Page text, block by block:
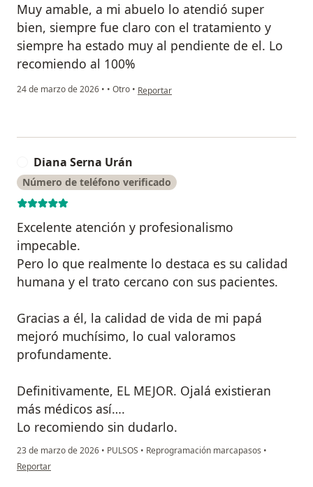
Muy amable, a mi abuelo lo atendió super
bien, siempre fue claro con el tratamiento y
siempre ha estado muy al pendiente de el. Lo
recomiendo al 100%
24 de marzo de 2026 • • Otro • en opinión del usuario Karen
Reportar
Diana Serna Urán
Número de teléfono verificado
Excelente atención y profesionalismo
impecable.
Pero lo que realmente lo destaca es su calidad
humana y el trato cercano con sus pacientes.
Gracias a él, la calidad de vida de mi papá
mejoró muchísimo, lo cual valoramos
profundamente.
Definitivamente, EL MEJOR. Ojalá existieran
más médicos así….
Lo recomiendo sin dudarlo.
23 de marzo de 2026 • PULSOS • Reprogramación marcapasos •
en opinión del usuario Diana Serna Urán
Reportar